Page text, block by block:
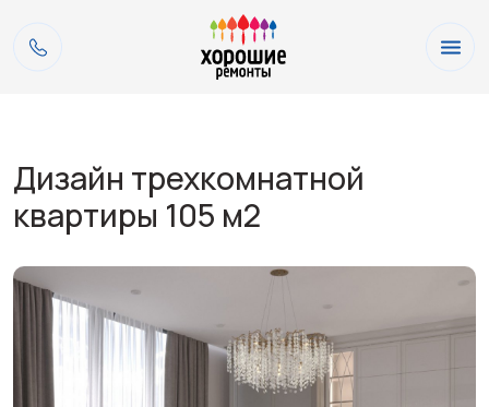
Дизайн трехкомнатной
квартиры 105 м2